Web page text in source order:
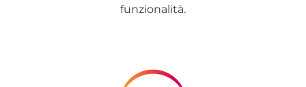
funzionalità.